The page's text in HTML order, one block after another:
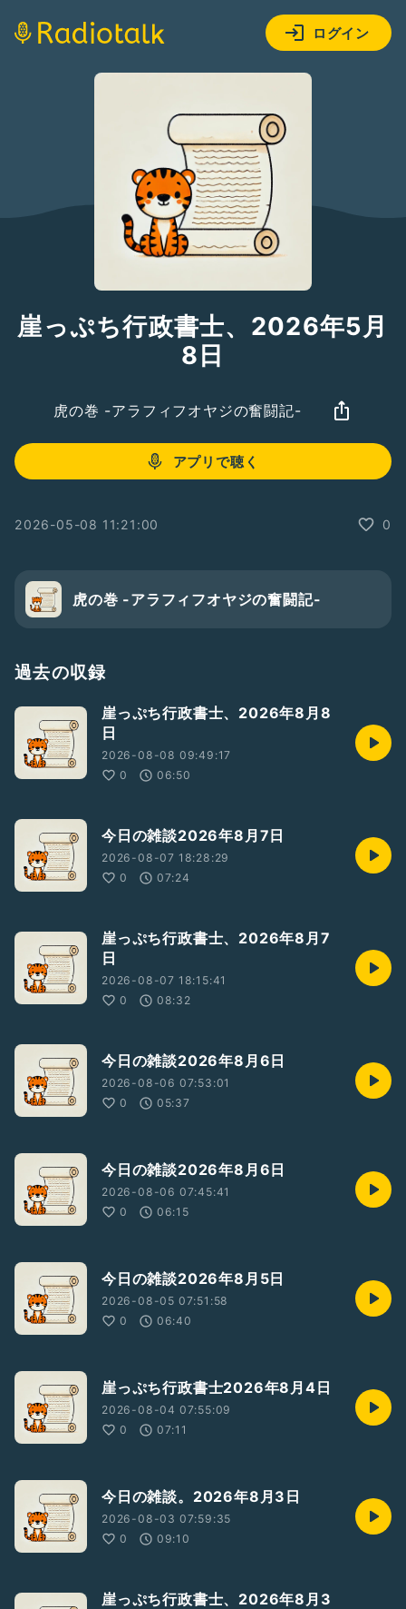
ログイン
崖っぷち行政書士、2026年5月
8日
虎の巻 -アラフィフオヤジの奮闘記-
アプリで聴く
2026-05-08 11:21:00 0
虎の巻 -アラフィフオヤジの奮闘記-
過去の収録
崖っぷち行政書士、2026年8月8
日
2026-08-08 09:49:17
0
06:50
今日の雑談2026年8月7日
2026-08-07 18:28:29
0
07:24
崖っぷち行政書士、2026年8月7
日
2026-08-07 18:15:41
0
08:32
今日の雑談2026年8月6日
2026-08-06 07:53:01
0
05:37
今日の雑談2026年8月6日
2026-08-06 07:45:41
0
06:15
今日の雑談2026年8月5日
2026-08-05 07:51:58
0
06:40
崖っぷち行政書士2026年8月4日
2026-08-04 07:55:09
0
07:11
今日の雑談。2026年8月3日
2026-08-03 07:59:35
0
09:10
崖っぷち行政書士、2026年8月3